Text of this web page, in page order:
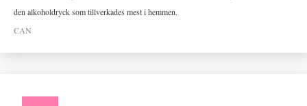
den alkoholdryck som tillverkades mest i hemmen.
CAN